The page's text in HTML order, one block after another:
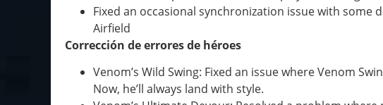
Fixed an occasional synchronization issue with some
Airfield
Corrección de errores de héroes
Venom’s Wild Swing: Fixed an issue where Venom
Now, he’ll always land with style.